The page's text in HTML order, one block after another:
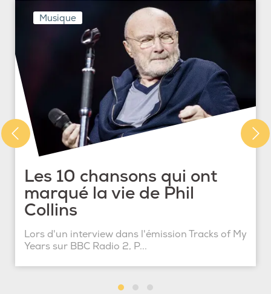
Musique
Les 10 chansons qui ont
marqué la vie de Phil
Collins
Lors d'un interview dans l'émission Tracks of My
Years sur BBC Radio 2, P...